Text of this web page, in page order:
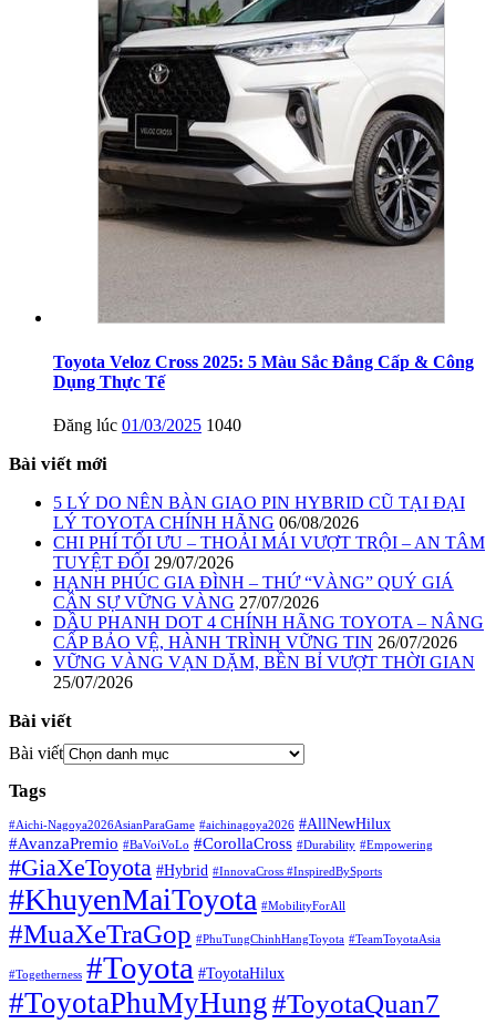
Toyota Veloz Cross 2025: 5 Màu Sắc Đẳng Cấp & Công
Dụng Thực Tế
Đăng lúc 01/03/2025 1040
Bài viết mới
5 LÝ DO NÊN BÀN GIAO PIN HYBRID CŨ TẠI ĐẠI
LÝ TOYOTA CHÍNH HÃNG 06/08/2026
CHI PHÍ TỐI ƯU – THOẢI MÁI VƯỢT TRỘI – AN TÂM
TUYỆT ĐỐI 29/07/2026
HẠNH PHÚC GIA ĐÌNH – THỨ “VÀNG” QUÝ GIÁ
CẦN SỰ VỮNG VÀNG 27/07/2026
DẦU PHANH DOT 4 CHÍNH HÃNG TOYOTA – NÂNG
CẤP BẢO VỆ, HÀNH TRÌNH VỮNG TIN 26/07/2026
VỮNG VÀNG VẠN DẶM, BỀN BỈ VƯỢT THỜI GIAN
25/07/2026
Bài viết
Bài viết
Tags
#Aichi-Nagoya2026AsianParaGame #aichinagoya2026 #AllNewHilux
#AvanzaPremio #BaVoiVoLo #CorollaCross #Durability #Empowering
#GiaXeToyota #Hybrid #InnovaCross ​ #InspiredBySports
#KhuyenMaiToyota #MobilityForAll
#MuaXeTraGop #PhuTungChinhHangToyota #TeamToyotaAsia
#Togetherness #Toyota #ToyotaHilux
#ToyotaPhuMyHung#ToyotaQuan7